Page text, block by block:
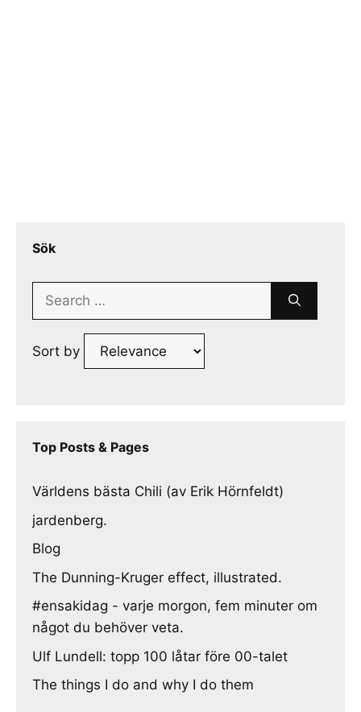
Sök
Search
Sort by
Top Posts & Pages
Världens bästa Chili (av Erik Hörnfeldt)
jardenberg.
Blog
The Dunning-Kruger effect, illustrated.
#ensakidag - varje morgon, fem minuter om
något du behöver veta.
Ulf Lundell: topp 100 låtar före 00-talet
The things I do and why I do them